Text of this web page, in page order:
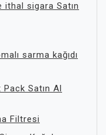
ithal sigara Satın
sarma kağıdı
Satın Al
Filtresi